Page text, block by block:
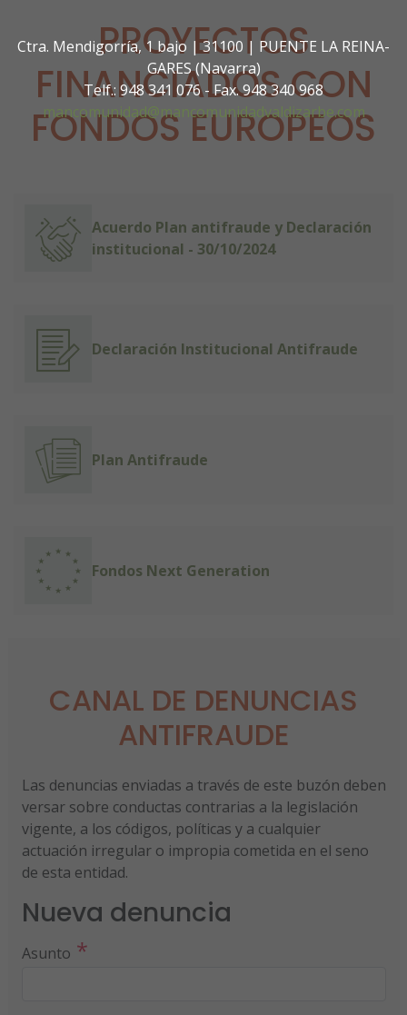
Ctra. Mendigorría, 1 bajo | 31100 | PUENTE LA REINA-
GARES (Navarra)
Telf.: 948 341 076 - Fax. 948 340 968
mancomunidad@mancomunidadvaldizarbe.com
PROYECTOS
FINANCIADOS CON
FONDOS EUROPEOS
Acuerdo Plan antifraude y Declaración
institucional - 30/10/2024
Declaración Institucional Antifraude
Plan Antifraude
Fondos Next Generation
CANAL DE DENUNCIAS
ANTIFRAUDE
Las denuncias enviadas a través de este buzón deben
versar sobre conductas contrarias a la legislación
vigente, a los códigos, políticas y a cualquier
actuación irregular o impropia cometida en el seno
de esta entidad.
Nueva denuncia
Asunto *